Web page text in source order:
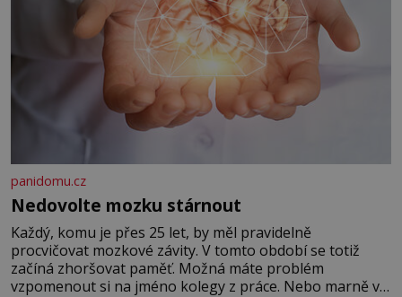
panidomu.cz
Nedovolte mozku stárnout
Každý, komu je přes 25 let, by měl pravidelně
procvičovat mozkové závity. V tomto období se totiž
začíná zhoršovat paměť. Možná máte problém
vzpomenout si na jméno kolegy z práce. Nebo marně v